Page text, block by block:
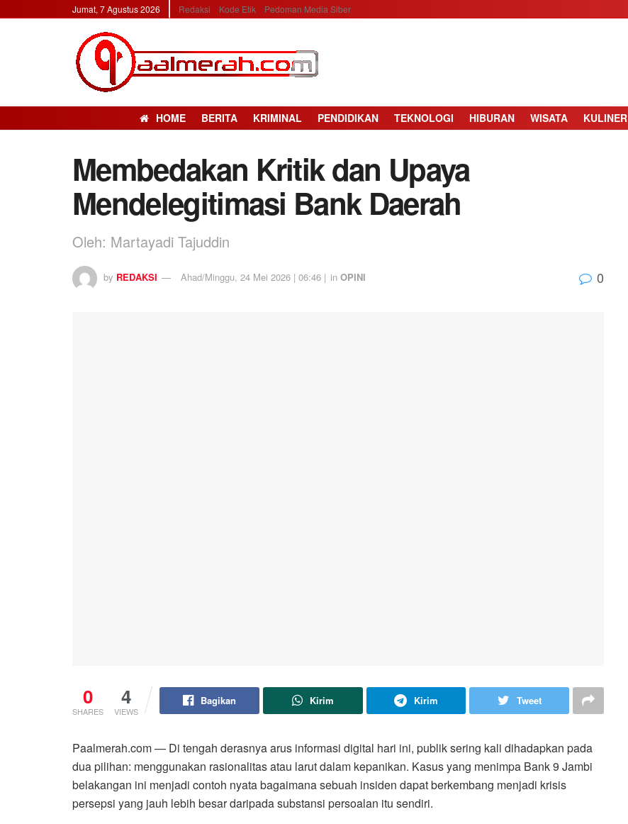
Jumat, 7 Agustus 2026 Redaksi Kode Etik Pedoman Media Siber
HOME BERITA KRIMINAL PENDIDIKAN TEKNOLOGI HIBURAN WISATA KULINER
Membedakan Kritik dan Upaya
Mendelegitimasi Bank Daerah
Oleh: Martayadi Tajuddin
by REDAKSI Ahad/Minggu, 24 Mei 2026 | 06:46 | in OPINI 0
0
SHARES
4
VIEWS
Bagikan Kirim Kirim Tweet
Paalmerah.com — Di tengah derasnya arus informasi digital hari ini, publik sering kali dihadapkan pada
dua pilihan: menggunakan rasionalitas atau larut dalam kepanikan. Kasus yang menimpa Bank 9 Jambi
belakangan ini menjadi contoh nyata bagaimana sebuah insiden dapat berkembang menjadi krisis
persepsi yang jauh lebih besar daripada substansi persoalan itu sendiri.